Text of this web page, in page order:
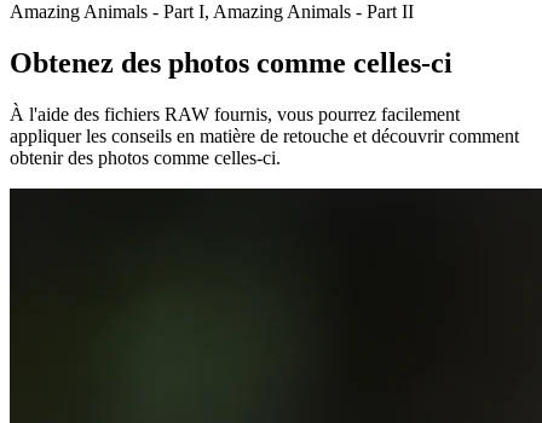
Amazing Animals - Part I, Amazing Animals - Part II
Obtenez des photos comme celles-ci
À l'aide des fichiers RAW fournis, vous pourrez facilement
appliquer les conseils en matière de retouche et découvrir comment
obtenir des photos comme celles-ci.